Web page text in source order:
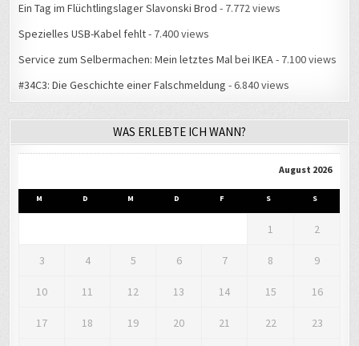
Ein Tag im Flüchtlingslager Slavonski Brod - 7.772 views
Spezielles USB-Kabel fehlt- 7.400 views
Service zum Selbermachen: Mein letztes Mal bei IKEA- 7.100 views
#34C3: Die Geschichte einer Falschmeldung - 6.840 views
WAS ERLEBTE ICH WANN?
August 2026
M D M D F S S
1 2
3 4 5 6 7 8 9
10 11 12 13 14 15 16
17 18 19 20 21 22 23